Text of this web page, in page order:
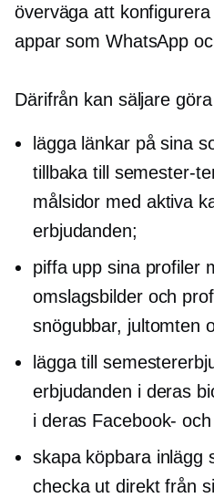
överväga att
appar som WhatsApp
Därifrån kan säljare
lägga länkar på sina
tillbaka till semester-
målsidor med aktiva
erbjudanden;
piffa upp sina profiler
omslagsbilder och
snögubbar, jultomten
lägga till
erbjudanden i deras
i deras Facebook-
skapa köpbara inlägg
checka ut direkt från